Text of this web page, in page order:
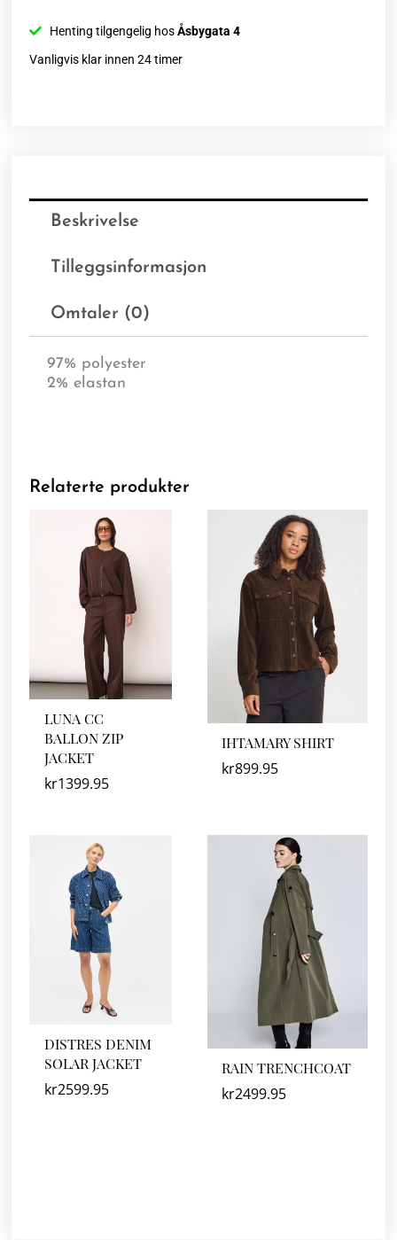
Henting tilgengelig hosÅsbygata 4
Vanligvis klar innen 24 timer
Beskrivelse
Tilleggsinformasjon
Omtaler (0)
97% polyester
2% elastan
Relaterte produkter
LUNA CC
BALLON ZIP
JACKET
kr1399.95
IHTAMARY SHIRT
kr899.95
DISTRES DENIM
SOLAR JACKET
kr2599.95
RAIN TRENCHCOAT
kr2499.95